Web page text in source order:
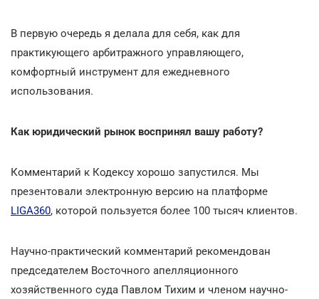
В первую очередь я делала для себя, как для
практикующего арбитражного управляющего,
комфортный инструмент для ежедневного
использования.
Как юридический рынок воспринял вашу работу?
Комментарий к Кодексу хорошо запустился. Мы
презентовали электронную версию на платформе
LIGA360, которой пользуется более 100 тысяч клиентов.
Научно-практический комментарий рекомендован
председателем Восточного апелляционного
хозяйственного суда Павлом Тихим и членом научно-